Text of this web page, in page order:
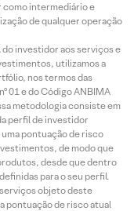
como intermediário e
de qualquer operação
do investidor aos serviços e
utilizamos a
nos termos das
01 e do Código ANBIMA
metodologia consiste em
perfil de investidor
pontuação de risco
de modo que
desde que dentro
para o seu perfil.
objeto deste
pontuação de risco atual